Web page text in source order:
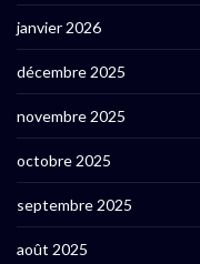
janvier 2026
décembre 2025
novembre 2025
octobre 2025
septembre 2025
août 2025